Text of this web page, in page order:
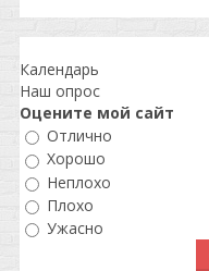
Календарь
Наш опрос
Оцените мой сайт
Отлично
Хорошо
Неплохо
Плохо
Ужасно